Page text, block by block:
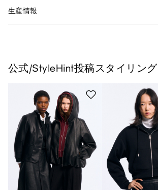
生産情報
公式/StyleHint投稿スタイリング